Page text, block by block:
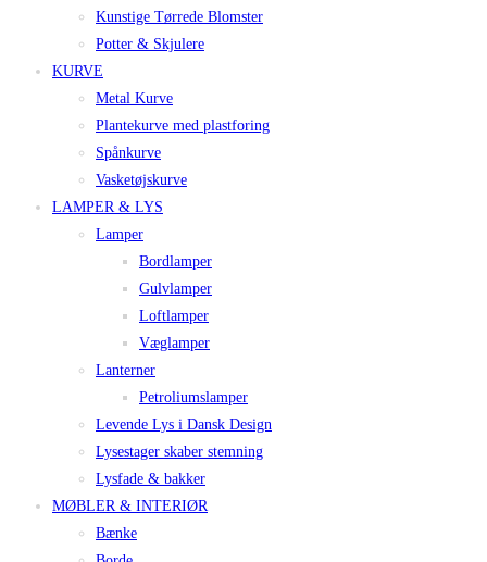
Kunstige Tørrede Blomster
Potter & Skjulere
KURVE
Metal Kurve
Plantekurve med plastforing
Spånkurve
Vasketøjskurve
LAMPER & LYS
Lamper
Bordlamper
Gulvlamper
Loftlamper
Væglamper
Lanterner
Petroliumslamper
Levende Lys i Dansk Design
Lysestager skaber stemning
Lysfade & bakker
MØBLER & INTERIØR
Bænke